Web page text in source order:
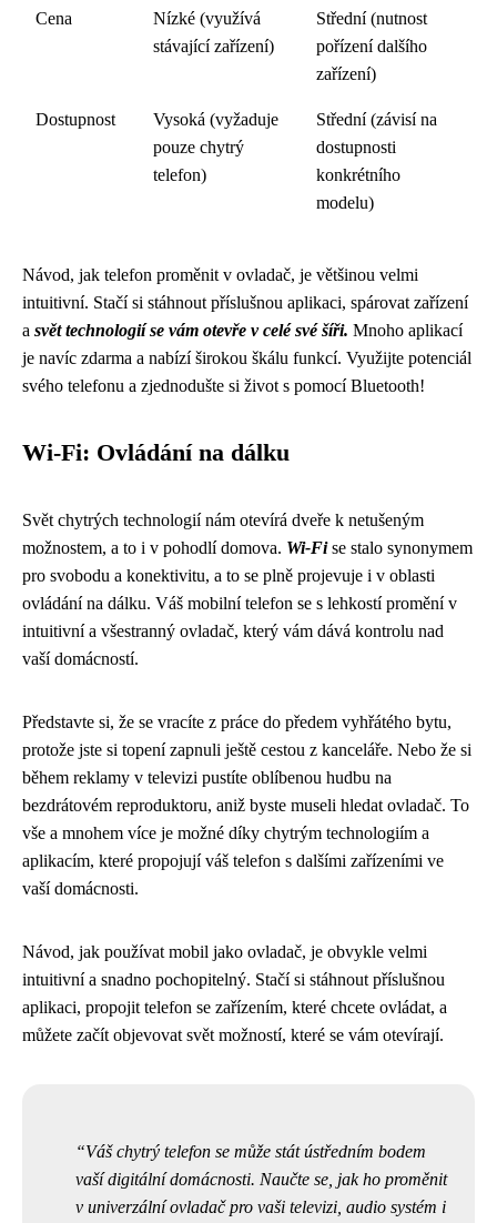
Cena
Nízké (využívá
stávající zařízení)
Střední (nutnost
pořízení dalšího
zařízení)
Dostupnost
Vysoká (vyžaduje
pouze chytrý
telefon)
Střední (závisí na
dostupnosti
konkrétního
modelu)
Návod, jak telefon proměnit v ovladač, je většinou velmi
intuitivní. Stačí si stáhnout příslušnou aplikaci, spárovat zařízení
a svět technologií se vám otevře v celé své šíři. Mnoho aplikací
je navíc zdarma a nabízí širokou škálu funkcí. Využijte potenciál
svého telefonu a zjednodušte si život s pomocí Bluetooth!
Wi-Fi: Ovládání na dálku
Svět chytrých technologií nám otevírá dveře k netušeným
možnostem, a to i v pohodlí domova. Wi-Fise stalo synonymem
pro svobodu a konektivitu, a to se plně projevuje i v oblasti
ovládání na dálku. Váš mobilní telefon se s lehkostí promění v
intuitivní a všestranný ovladač, který vám dává kontrolu nad
vaší domácností.
Představte si, že se vracíte z práce do předem vyhřátého bytu,
protože jste si topení zapnuli ještě cestou z kanceláře. Nebo že si
během reklamy v televizi pustíte oblíbenou hudbu na
bezdrátovém reproduktoru, aniž byste museli hledat ovladač. To
vše a mnohem více je možné díky chytrým technologiím a
aplikacím, které propojují váš telefon s dalšími zařízeními ve
vaší domácnosti.
Návod, jak používat mobil jako ovladač, je obvykle velmi
intuitivní a snadno pochopitelný. Stačí si stáhnout příslušnou
aplikaci, propojit telefon se zařízením, které chcete ovládat, a
můžete začít objevovat svět možností, které se vám otevírají.
Váš chytrý telefon se může stát ústředním bodem
vaší digitální domácnosti. Naučte se, jak ho proměnit
v univerzální ovladač pro vaši televizi, audio systém i